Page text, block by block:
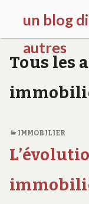
un blog
autres
f
c
i
l
d
r
n
.
Tous les
IMMOBILIER